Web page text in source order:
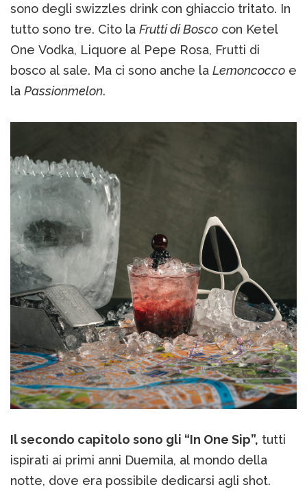
sono degli swizzles drink con ghiaccio tritato. In
tutto sono tre. Cito la Frutti di Bosco con Ketel
One Vodka, Liquore al Pepe Rosa, Frutti di
bosco al sale. Ma ci sono anche la Lemoncocco e
la Passionmelon.
Il secondo capitolo sono gli “In One Sip”, tutti
ispirati ai primi anni Duemila, al mondo della
notte, dove era possibile dedicarsi agli shot.